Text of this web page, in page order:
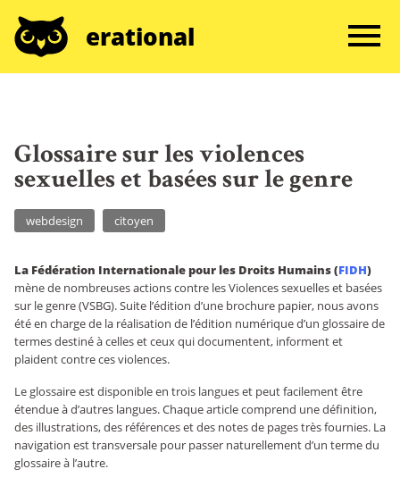
erational
Glossaire sur les violences
sexuelles et basées sur le genre
webdesign citoyen
La Fédération Internationale pour les Droits Humains (FIDH)
mène de nombreuses actions contre les Violences sexuelles et basées
sur le genre (VSBG). Suite l’édition d’une brochure papier, nous avons
été en charge de la réalisation de l’édition numérique d’un glossaire de
termes destiné à celles et ceux qui documentent, informent et
plaident contre ces violences.
Le glossaire est disponible en trois langues et peut facilement être
étendue à d’autres langues. Chaque article comprend une définition,
des illustrations, des références et des notes de pages très fournies. La
navigation est transversale pour passer naturellement d’un terme du
glossaire à l’autre.